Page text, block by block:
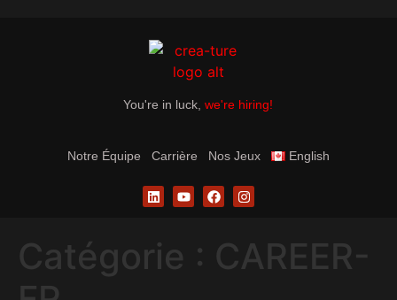
You're in luck, we're hiring!
Notre Équipe Carrière Nos Jeux English
Catégorie : CAREER-